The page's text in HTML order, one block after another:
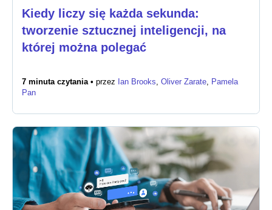
Sektor publiczny
Ochrona zdrowia
Edukacja
Biuro prasowe
Kiedy liczy się każda sekunda:
tworzenie sztucznej inteligencji, na
której można polegać
7 minuta czytania • przez Ian Brooks, Oliver Zarate, Pamela
Pan